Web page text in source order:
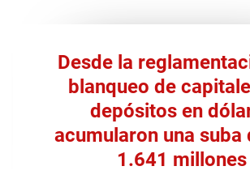
Desde la
blanqueo de
depósitos en
acumularon una suba
1.641 millones